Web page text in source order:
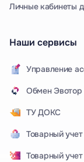
Личные кабинеты
Наши сервисы
Управление
Обмен Эвотор
ТУ ДОКС
Товарный
Товарный